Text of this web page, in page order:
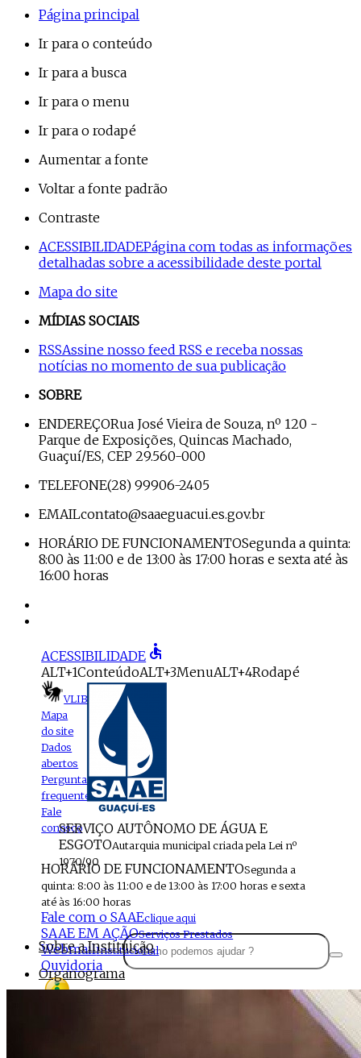
Página principal
Ir para o conteúdo
Ir para a busca
Ir para o menu
Ir para o rodapé
Aumentar a fonte
Voltar a fonte padrão
Contraste
ACESSIBILIDADEPágina com todas as informações
detalhadas sobre a acessibilidade deste portal
Mapa do site
MÍDIAS SOCIAIS
RSSAssine nosso feed RSS e receba nossas
notícias no momento de sua publicação
SOBRE
ENDEREÇORua José Vieira de Souza, nº 120 -
Parque de Exposições, Quincas Machado,
Guaçuí/ES, CEP 29.560-000
TELEFONE(28) 99906-2405
EMAILcontato@saaeguacui.es.gov.br
HORÁRIO DE FUNCIONAMENTOSegunda a quinta:
8:00 às 11:00 e de 13:00 às 17:00 horas e sexta até às
16:00 horas
ACESSIBILIDADE accessible
ALT+1ConteúdoALT+3MenuALT+4Rodapé
VLIBRAS
Mapa
do site
Dados
abertos
Perguntas
frequentes
Fale
conosco
SERVIÇO AUTÔNOMO DE ÁGUA E
ESGOTOAutarquia municipal criada pela Lei nº
1970/90
HORÁRIO DE FUNCIONAMENTOSegunda a
quinta: 8:00 às 11:00 e de 13:00 às 17:00 horas e sexta
até às 16:00 horas
Fale com o SAAEclique aqui
SAAE EM AÇÃOServiços Prestados
WebmailInstitucional
Ouvidoria
Sobre a Instituição
Organograma